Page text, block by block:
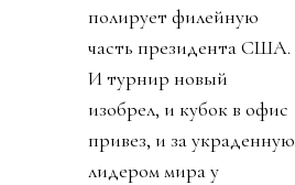
полирует филейную
часть президента США.
И турнир новый
изобрел, и кубок в офис
привез, и за украденную
лидером мира у